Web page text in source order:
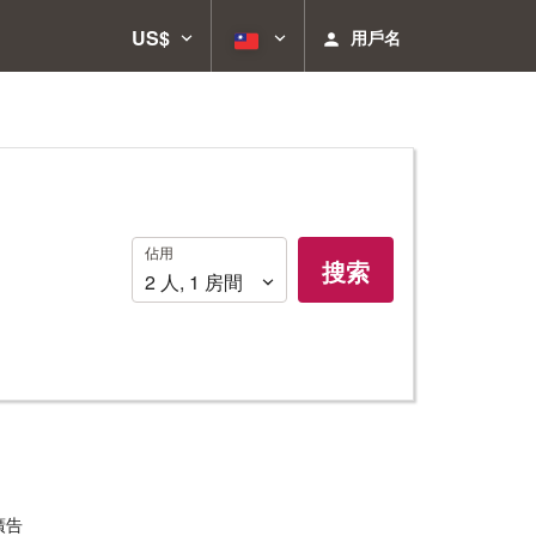
US$ 用戶名
佔
用
佔用
2 人, 1 房間 搜索
告